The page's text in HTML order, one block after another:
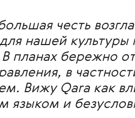
честь
нашей
планах бережно
в
Вижу Qara как
языком и